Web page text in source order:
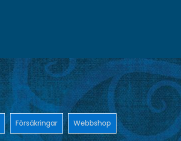
Försäkringar Webbshop